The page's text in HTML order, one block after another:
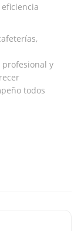
profesional y
todos